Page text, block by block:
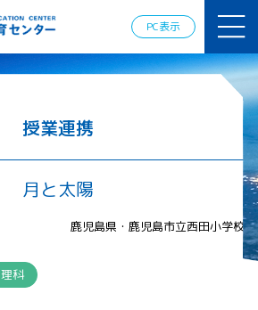
PC表示
ミー
ロスペース
情報の発
信
宇宙を活用
した教育実
践例
体験的学
習機会の
授業連携
月と太陽
鹿児島県・鹿児島市立西田小学校
理科